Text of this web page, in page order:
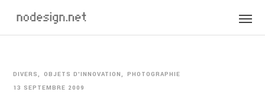
DIVERS OBJETS D'INNOVATION
PHOTOGRAPHIE
13 SEPTEMBRE 2009